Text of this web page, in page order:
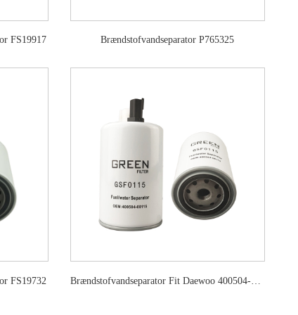
FS19917 Brændstofvandseparator P765325
FS19732